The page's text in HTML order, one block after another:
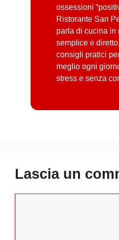
ossessioni
Ristorante San
parla di cucina in
semplice e
consigli pratici
meglio ogni
stress e senza
Lascia un